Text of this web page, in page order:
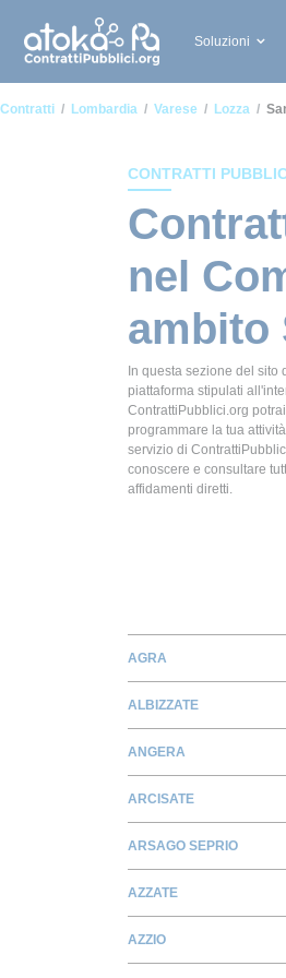
Soluzioni
Contratti Lombardia Varese Lozza
CONTRATTI
nel
ambito
In questa sezione del sito
piattaforma stipulati
ContrattiPubblici.org
programmare la tua
servizio di
conoscere e consultare
affidamenti diretti.
AGRA
ALBIZZATE
ANGERA
ARCISATE
ARSAGO SEPRIO
AZZATE
AZZIO